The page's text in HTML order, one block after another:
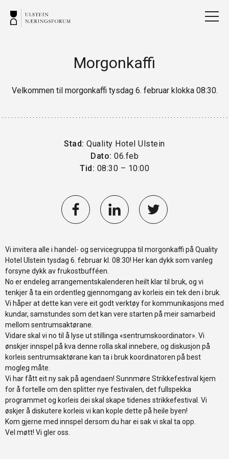
Morgonkaffi
Velkommen til morgonkaffi tysdag 6. februar klokka 08:30.
Stad:Quality Hotel Ulstein
Dato: 06.feb
Tid: 08:30 – 10:00
Vi invitera alle i handel- og servicegruppa til morgonkaffi på Quality
Hotel Ulstein tysdag 6. februar kl. 08:30! Her kan dykk som vanleg
forsyne dykk av frukostbufféen.
No er endeleg arrangementskalenderen heilt klar til bruk, og vi
tenkjer å ta ein ordentleg gjennomgang av korleis ein tek den i bruk.
Vi håper at dette kan vere eit godt verktøy for kommunikasjons med
kundar, samstundes som det kan vere starten på meir samarbeid
mellom sentrumsaktørane.
Vidare skal vi no til å lyse ut stillinga «sentrumskoordinator». Vi
ønskjer innspel på kva denne rolla skal innebere, og diskusjon på
korleis sentrumsaktørane kan ta i bruk koordinatoren på best
mogleg måte.
Vi har fått eit ny sak på agendaen! Sunnmøre Strikkefestival kjem
for å fortelle om den splitter nye festivalen, det fullspekka
programmet og korleis dei skal skape tidenes strikkefestival. Vi
øskjer å diskutere korleis vi kan kople dette på heile byen!
Kom gjerne med innspel dersom du har ei sak vi skal ta opp.
Vel møtt! Vi gler oss.